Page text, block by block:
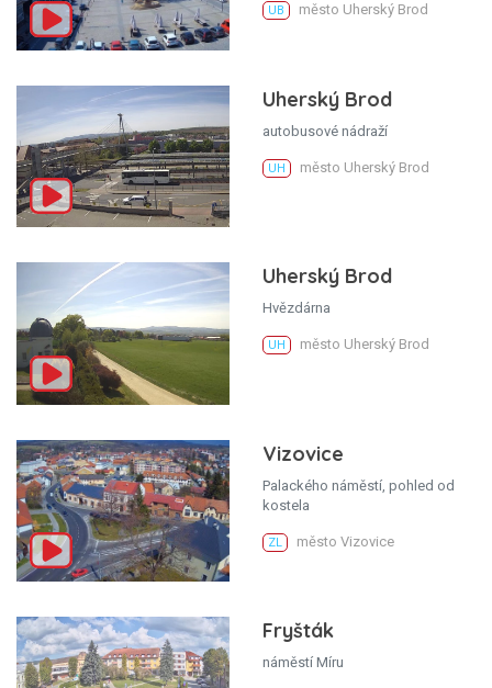
UB město Uherský Brod
Uherský Brod
autobusové nádraží
UH město Uherský Brod
Uherský Brod
Hvězdárna
UH město Uherský Brod
Vizovice
Palackého náměstí, pohled od
kostela
ZL město Vizovice
Fryšták
náměstí Míru